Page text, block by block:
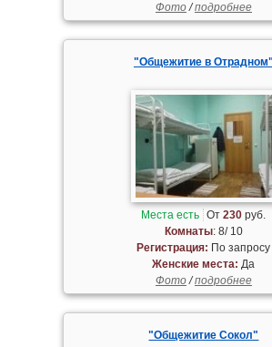
Фото/подробнее
"Общежитие в Отрадном"
Места есть От230 руб.
Комнаты: 8/ 10
Регистрация: По запросу
Женские места: Да
Фото/подробнее
"Общежитие Сокол"